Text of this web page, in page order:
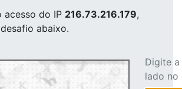
acesso do IP 216.73.216.179,
abaixo.
Digite
lado no